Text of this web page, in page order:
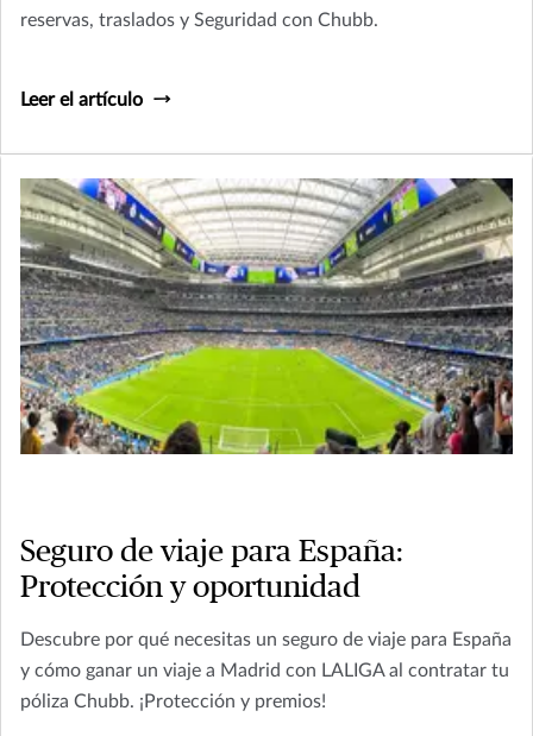
reservas, traslados y Seguridad con Chubb.
Leer el artículo
Seguro de viaje para España:
Protección y oportunidad
Descubre por qué necesitas un seguro de viaje para España
y cómo ganar un viaje a Madrid con LALIGA al contratar tu
póliza Chubb. ¡Protección y premios!